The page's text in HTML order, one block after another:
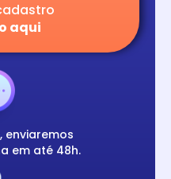
aqui
enviaremos
em até 48h.